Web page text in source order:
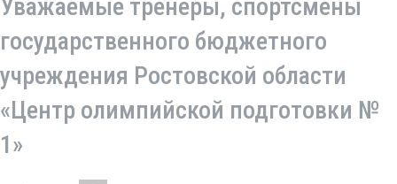
Уважаемые тренеры, спортсмены
государственного бюджетного
учреждения Ростовской области
«Центр олимпийской подготовки №
1»